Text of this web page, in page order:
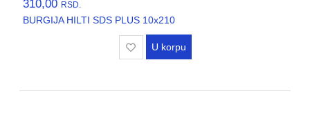
310,00 RSD.
BURGIJA HILTI SDS PLUS 10x210
U korpu